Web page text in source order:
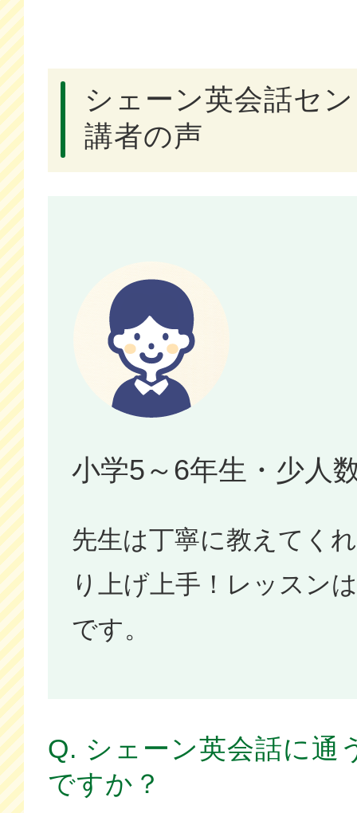
シェーン英会話セ
講者の声
小学5～6年生・少人
先生は丁寧に教えてく
り上げ上手！レッスン
です。
Q. シェーン英会話に通
ですか？